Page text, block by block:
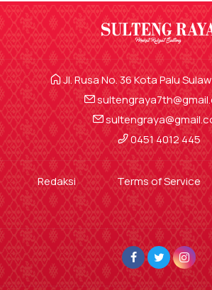
Jl. Rusa No. 36 Kota Palu
0451 4012 445
Redaksi Terms of Service